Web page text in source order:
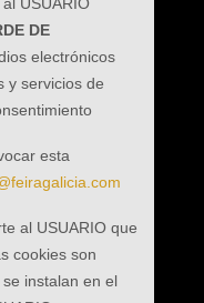
DE
electrónicos
y servicios de
esta
al USUARIO que
cookies son
instalan en el